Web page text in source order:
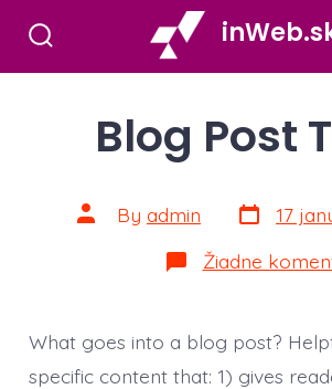
Toggle
Blog Post
Post
author
By admin Post
date
17
Žiadne
What goes into a blog post?
specific content that: 1) gives